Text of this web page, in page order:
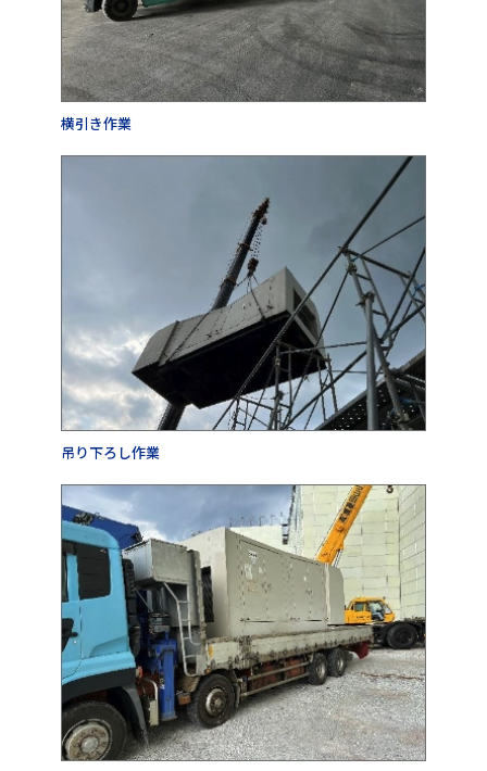
横引き作業
吊り下ろし作業